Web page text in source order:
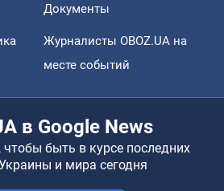
Документы
Журналисты OBOZ.UA на
месте событий
в Google News
быть в курсе последних
и мира сегодня